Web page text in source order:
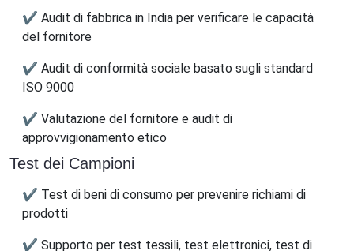
✔ Audit di fabbrica in India per verificare le capacità
del fornitore
✔ Audit di conformità sociale basato sugli standard
ISO 9000
✔ Valutazione del fornitore e audit di
approvvigionamento etico
Test dei Campioni
✔ Test di beni di consumo per prevenire richiami di
prodotti
✔ Supporto per test tessili, test elettronici, test di